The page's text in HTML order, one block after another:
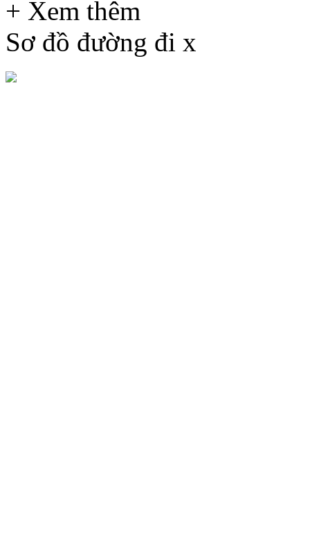
+ Xem thêm
Sơ đồ đường đi x